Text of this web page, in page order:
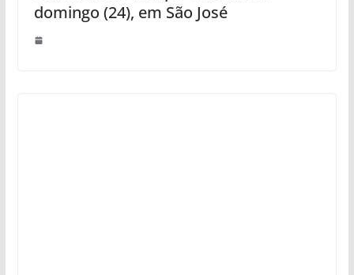
domingo (24), em São José